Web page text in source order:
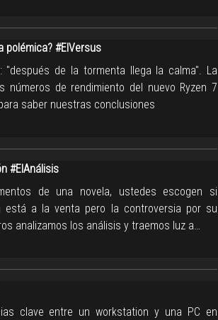
polémica? #ElVersus
"después de la tormenta llega la calma". La
números de rendimiento del nuevo Ryzen 7
saber nuestras conclusiones
#ElAnálisis
de una novela, ustedes escogen si
está a la venta pero la controversia por su
analizamos los análisis y traemos luz a…
clave entre un workstation y una PC en